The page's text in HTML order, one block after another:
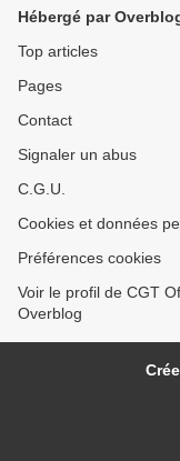
Hébergé par
Top articles
Pages
Contact
Signaler un abus
C.G.U.
Cookies et données
Préférences cookies
Voir le profil de CGT
Overblog